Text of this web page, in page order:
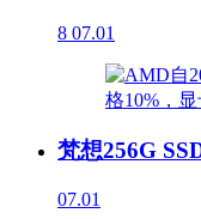
8 07.01
梵想256G
07.01